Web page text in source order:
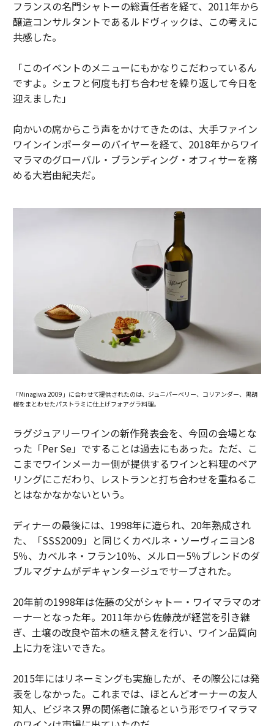
フランスの名門シャトーの総責任者を経て、2011年から
醸造コンサルタントであるルドヴィックは、この考えに
共感した。
「このイベントのメニューにもかなりこだわっているん
ですよ。シェフと何度も打ち合わせを繰り返して今日を
迎えました」
向かいの席からこう声をかけてきたのは、大手ファイン
ワインインポーターのバイヤーを経て、2018年からワイ
マラマのグローバル・ブランディング・オフィサーを務
める大岩由紀夫だ。
「Minagiwa 2009」に合わせて提供されたのは、ジュニパーベリー、コリアンダー、黒胡
椒をまとわせたパストラミに仕上げフォアグラ料理。
ラグジュアリーワインの新作発表会を、今回の会場とな
った「Per Se」ですることは過去にもあった。ただ、こ
こまでワインメーカー側が提供するワインと料理のペア
リングにこだわり、レストランと打ち合わせを重ねるこ
とはなかなかないという。
ディナーの最後には、1998年に造られ、20年熟成され
た、「SSS2009」と同じくカベルネ・ソーヴィニヨン8
5％、カベルネ・フラン10％、メルロー5％ブレンドのダ
ブルマグナムがデキャンタージュでサーブされた。
20年前の1998年は佐藤の父がシャトー・ワイマラマのオ
ーナーとなった年。2011年から佐藤茂が経営を引き継
ぎ、土壌の改良や苗木の植え替えを行い、ワイン品質向
上に力を注いできた。
2015年にはリネーミングも実施したが、その際公には発
表をしなかった。これまでは、ほとんどオーナーの友人
知人、ビジネス界の関係者に譲るという形でワイマラマ